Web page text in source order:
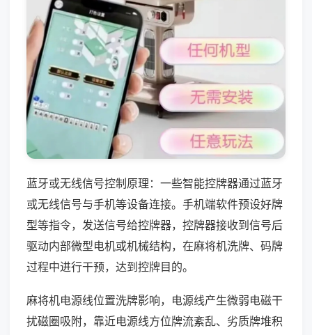
蓝牙或无线信号控制原理：一些智能控牌器通过蓝牙
或无线信号与手机等设备连接。手机端软件预设好牌
型等指令，发送信号给控牌器，控牌器接收到信号后
驱动内部微型电机或机械结构，在麻将机洗牌、码牌
过程中进行干预，达到控牌目的。
麻将机电源线位置洗牌影响，电源线产生微弱电磁干
扰磁圈吸附，靠近电源线方位牌流紊乱、劣质牌堆积